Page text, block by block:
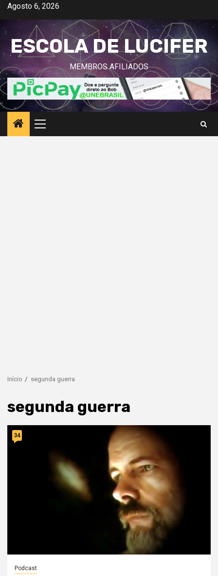
Avançar
o
conteúdo
Agosto 6, 2026
ESCOLA DE LUCIFER
MEMBROS AFILIADOS
Menu
principal
Início segunda guerra
segunda guerra
34
Podcast